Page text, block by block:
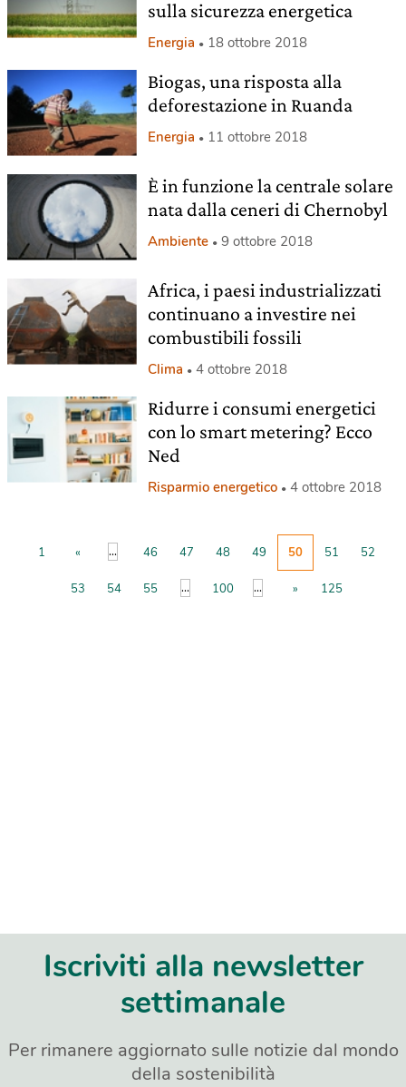
sulla sicurezza energetica
Energia 18 ottobre 2018
Biogas, una risposta alla
deforestazione in Ruanda
Energia 11 ottobre 2018
È in funzione la centrale solare
nata dalla ceneri di Chernobyl
Ambiente 9 ottobre 2018
Africa, i paesi industrializzati
continuano a investire nei
combustibili fossili
Clima 4 ottobre 2018
Ridurre i consumi energetici
con lo smart metering? Ecco
Ned
Risparmio energetico 4 ottobre 2018
1 « ... 46 47 48 49 50 51 52
53 54 55 ... 100 ... » 125
Iscriviti alla newsletter
settimanale
Per rimanere aggiornato sulle notizie dal mondo
della sostenibilità